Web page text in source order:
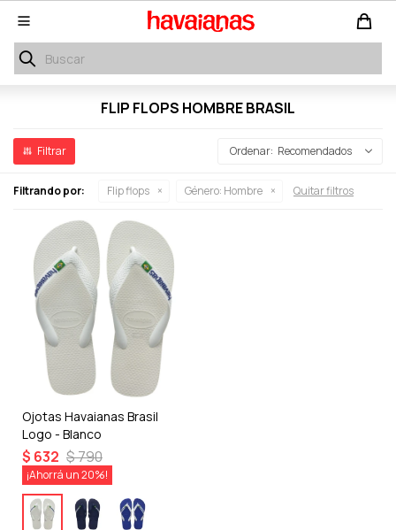

FLIP FLOPS HOMBRE BRASIL
Recomendados
Filtrando por: Flip flops Género: Hombre Quitar filtros
Ojotas Havaianas Brasil
Logo - Blanco
$ 632 $790
20